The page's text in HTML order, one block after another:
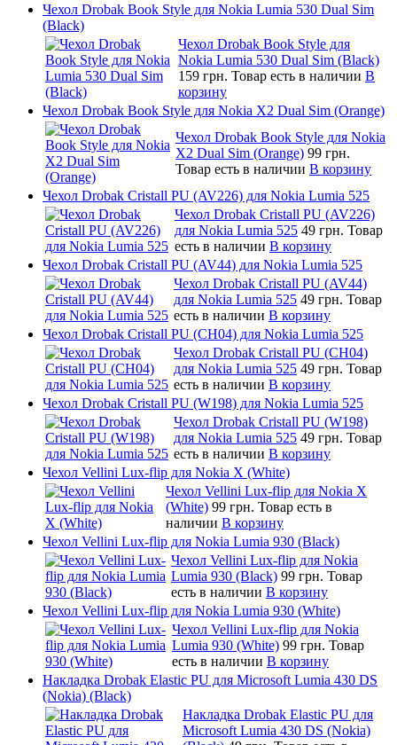
Чехол Drobak Book Style для Nokia Lumia 530 Dual Sim
(Black)
Чехол Drobak Book Style для
Nokia Lumia 530 Dual Sim (Black)
159 грн. Товар есть в наличии В
корзину
Чехол Drobak Book Style для Nokia X2 Dual Sim (Orange)
Чехол Drobak Book Style для Nokia
X2 Dual Sim (Orange) 99 грн.
Товар есть в наличии В корзину
Чехол Drobak Cristall PU (AV226) для Nokia Lumia 525
Чехол Drobak Cristall PU (AV226)
для Nokia Lumia 525 49 грн. Товар
есть в наличии В корзину
Чехол Drobak Cristall PU (AV44) для Nokia Lumia 525
Чехол Drobak Cristall PU (AV44)
для Nokia Lumia 525 49 грн. Товар
есть в наличии В корзину
Чехол Drobak Cristall PU (CH04) для Nokia Lumia 525
Чехол Drobak Cristall PU (CH04)
для Nokia Lumia 525 49 грн. Товар
есть в наличии В корзину
Чехол Drobak Cristall PU (W198) для Nokia Lumia 525
Чехол Drobak Cristall PU (W198)
для Nokia Lumia 525 49 грн. Товар
есть в наличии В корзину
Чехол Vellini Lux-flip для Nokia X (White)
Чехол Vellini Lux-flip для Nokia X
(White) 99 грн. Товар есть в
наличии В корзину
Чехол Vellini Lux-flip для Nokia Lumia 930 (Black)
Чехол Vellini Lux-flip для Nokia
Lumia 930 (Black) 99 грн. Товар
есть в наличии В корзину
Чехол Vellini Lux-flip для Nokia Lumia 930 (White)
Чехол Vellini Lux-flip для Nokia
Lumia 930 (White) 99 грн. Товар
есть в наличии В корзину
Накладка Drobak Elastic PU для Microsoft Lumia 430 DS
(Nokia) (Black)
Накладка Drobak Elastic PU для
Microsoft Lumia 430 DS (Nokia)